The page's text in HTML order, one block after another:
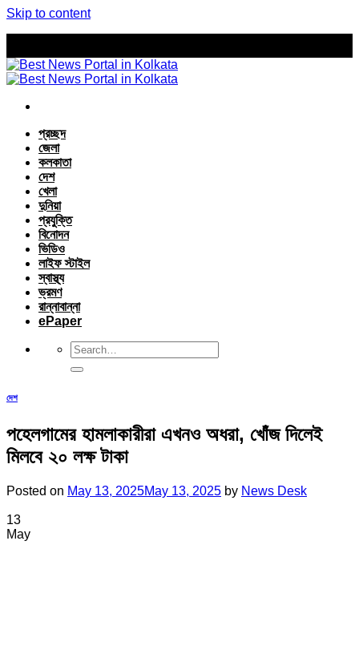
Skip to content
প্রচ্ছদ
জেলা
কলকাতা
দেশ
খেলা
দুনিয়া
প্রযুক্তি
বিনোদন
ভিডিও
লাইফ স্টাইল
স্বাস্থ্য
ভ্রমণ
রান্নাবান্না
ePaper
দেশ
পহেলগামের হামলাকারীরা এখনও অধরা, খোঁজ দিলেই
মিলবে ২০ লক্ষ টাকা
Posted on May 13, 2025May 13, 2025 by News Desk
13
May